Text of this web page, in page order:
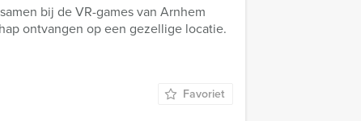
bij de VR-games van Arnhem
ontvangen op een gezellige locatie.
Favoriet